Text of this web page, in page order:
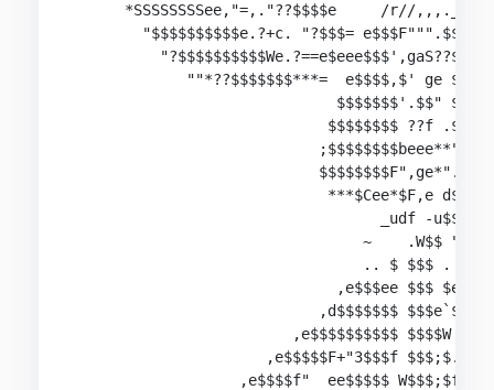
      *SSSSSSSSee,"=,."??$$$$e     /r//,,,._  _
        "$$$$$$$$$$e.?+c. "?$$$= e$$$F""".$$$",,
""*??$$$$$$$***=  e$$$$,$' ge
$$$$$$$'.$$" $$$
$$$$$$$$ ??f .$$$
***$Cee*$F,e
_udf -
~    .W$$
.. $ $$$ .
,e$$$ee $$$ $e
,d$$$$$$$ $$$e`$$be
,e$$$$$$$$$$ $$$$W
,e$$$$$F+"3$$$f $$$;$.
,e$$$$f"  ee$$$$$ W$$$;$f